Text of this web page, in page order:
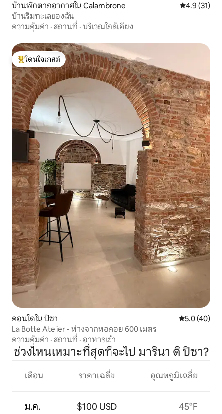
บ้านพักตากอากาศใน Calambrone คะแนนเฉลี่ย
4.9 (31)
บ้านริมทะเลของฉัน
ความคุ้มค่า · สถานที่ · บริเวณใกล้เคียง
โดนใจเกสต์ที่สุด
โดนใจเกสต์
คอนโดใน ปิซา คะแนนเฉลี่ย
5.0 (40)
La Botte Atelier - ห่างจากหอคอย 600 เมตร
ความคุ้มค่า · สถานที่ · อาหารเช้า
ช่วงไหนเหมาะที่สุดที่จะไป มารินา ดิ ปิซา?
เดือน
ม.ค.
ราคาเฉลี่ย
$100 USD
อุณหภูมิเฉลี่ย
45°F